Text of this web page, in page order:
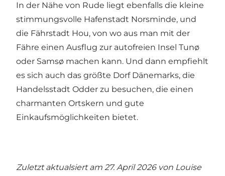
In der Nähe von Rude liegt ebenfalls die kleine
stimmungsvolle Hafenstadt Norsminde, und
die Fährstadt Hou, von wo aus man mit der
Fähre einen Ausflug zur autofreien Insel Tunø
oder Samsø machen kann. Und dann empfiehlt
es sich auch das größte Dorf Dänemarks, die
Handelsstadt Odder zu besuchen, die einen
charmanten Ortskern und gute
Einkaufsmöglichkeiten bietet.
Zuletzt aktualsiert am 27. April 2026 von Louise